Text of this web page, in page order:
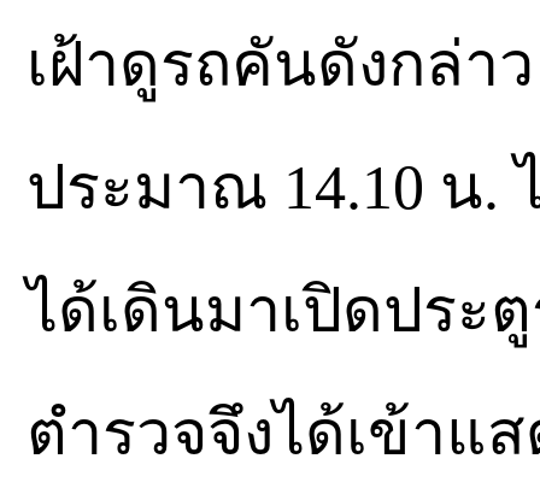
เฝ้าดูรถคันดังกล่า
ประมาณ 14.10 น.
ได้เดินมาเปิดประ
ตำรวจจึงได้เข้าแ